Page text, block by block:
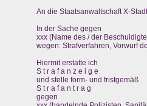
An die Staatsanwaltschaft X-Stadt
In der Sache gegen
xxx (Name des / der
wegen: Strafverfahren, Vorwurf
Hiermit erstatte ich
S t r a f a n z e i g e
und stelle form- und fristgemäß
S t r a f a n t r a g
gegen